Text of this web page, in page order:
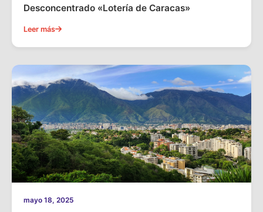
Desconcentrado «Lotería de Caracas»
Leer más
mayo 18, 2025